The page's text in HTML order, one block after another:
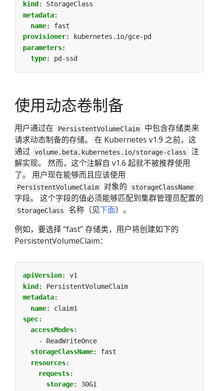
kind :
StorageClass
metadata:
name:
fast
provisioner:
kubernetes.io/gce-pd
parameters:
type: pd-ssd
使用动态卷制备
用户通过在 PersistentVolumeClaim
中包含存储类来
请求动态制备的存储。 在 Kubernetes v1.9 之前，这
通过 volume.beta.kubernetes.io/storage-class
注
解实现。 然而，这个注解自 v1.6 起就不被推荐使用
了。 用户现在能够而且应该使用
PersistentVolumeClaim 对象的 storageClassName
字段。 这个字段的值必须能够匹配到集群管理员配置的
StorageClass 名称（见下面）。
例如，要选择 “fast” 存储类，用户将创建如下的
PersistentVolumeClaim：
apiVersion:
v1
kind :
PersistentVolumeClaim
metadata:
name:
claim1
spec:
accessModes:
- ReadWriteOnce
storageClassName:
fast
resources:
requests:
storage: 30Gi